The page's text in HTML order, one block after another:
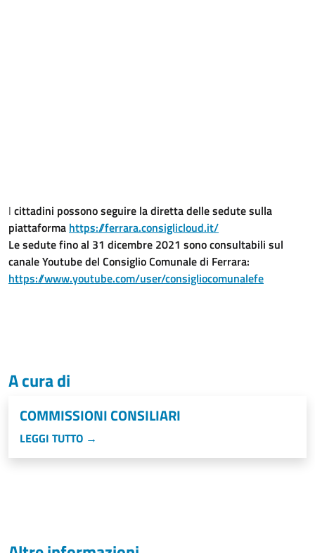
I cittadini possono seguire la diretta delle sedute sulla
piattaforma https://ferrara.consiglicloud.it/
Le sedute fino al 31 dicembre 2021 sono consultabili sul
canale Youtube del Consiglio Comunale di Ferrara:
https://www.youtube.com/user/consigliocomunalefe
A cura di
COMMISSIONI CONSILIARI
LEGGI TUTTO →